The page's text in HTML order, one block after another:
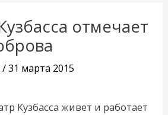
отмечает
/31 марта 2015
Кузбасса живет и работает